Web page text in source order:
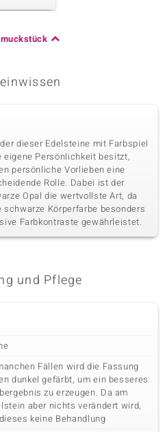
Ovalschliff
23 à 1,3 mm
Schliff
Rundschliff
Herkunft
Kambodscha
dieser Edelsteine mit Farbspiel
eigene Persönlichkeit besitzt,
persönliche Vorlieben eine
Rolle. Dabei ist der
Opal die wertvollste Art, da
schwarze Körperfarbe besonders
Farbkontraste gewährleistet.
und Pflege
Fällen wird die Fassung
dunkel gefärbt, um ein besseres
zu erzeugen. Da am
aber nichts verändert wird,
keine Behandlung